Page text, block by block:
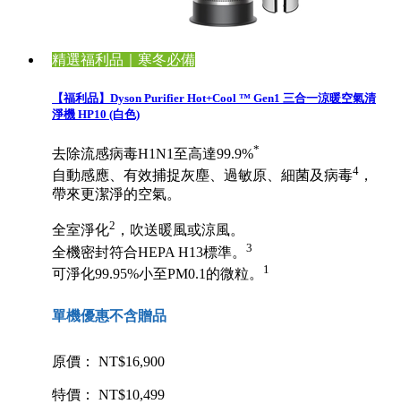
精選福利品｜寒冬必備
【福利品】Dyson Purifier Hot+Cool ™ Gen1 三合一涼暖空氣清
淨機 HP10 (白色)
去除流感病毒H1N1至高達99.9%*
自動感應、有效捕捉灰塵、過敏原、細菌及病毒4 ，
帶來更潔淨的空氣。
全室淨化2 ，吹送暖風或涼風。
全機密封符合HEPA H13標準。 3
可淨化99.95%小至PM0.1的微粒。 1
單機優惠不含贈品
原價： NT$16,900
特價： NT$10,499